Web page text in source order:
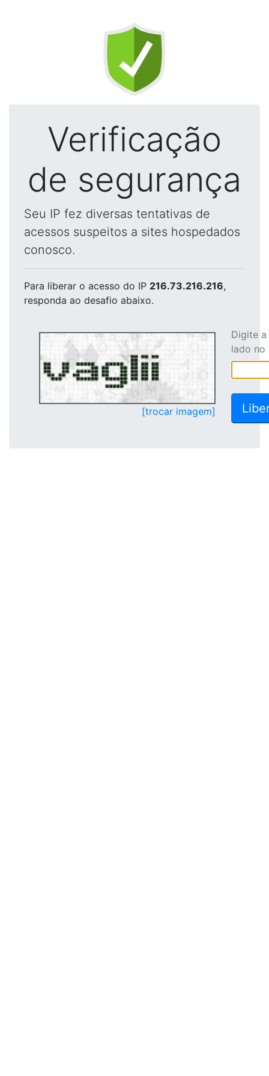
Verificação
de segurança
Seu IP fez diversas tentativas de
acessos suspeitos a sites hospedados
conosco.
Para liberar o acesso do IP 216.73.216.216,
responda ao desafio abaixo.
[trocar imagem]
Digite
lado no